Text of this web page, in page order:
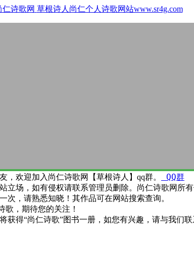
仁诗歌网 草根诗人尚仁个人诗歌网站www.sr4g.com
欢迎加入尚仁诗歌网【草根诗人】qq群。 QQ群
场，如有侵权请联系管理员删除。尚仁诗歌网所有
次，请熟悉知晓！其作品可在网站搜索查询。
，期待您的关注！
得“尚仁诗歌”图书一册，如您有兴趣，请与我们